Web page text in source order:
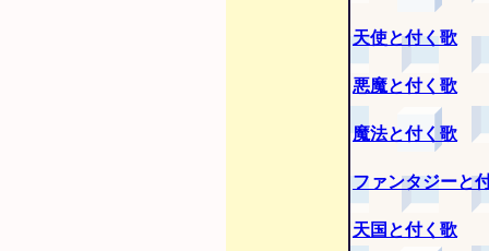
天使と付く歌
悪魔と付く歌
魔法と付く歌
ファンタジーと
天国と付く歌